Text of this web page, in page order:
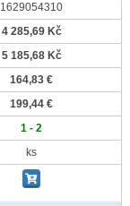
1629054310
4 285,69 Kč
5 185,68 Kč
164,83 €
199,44 €
1 - 2
ks